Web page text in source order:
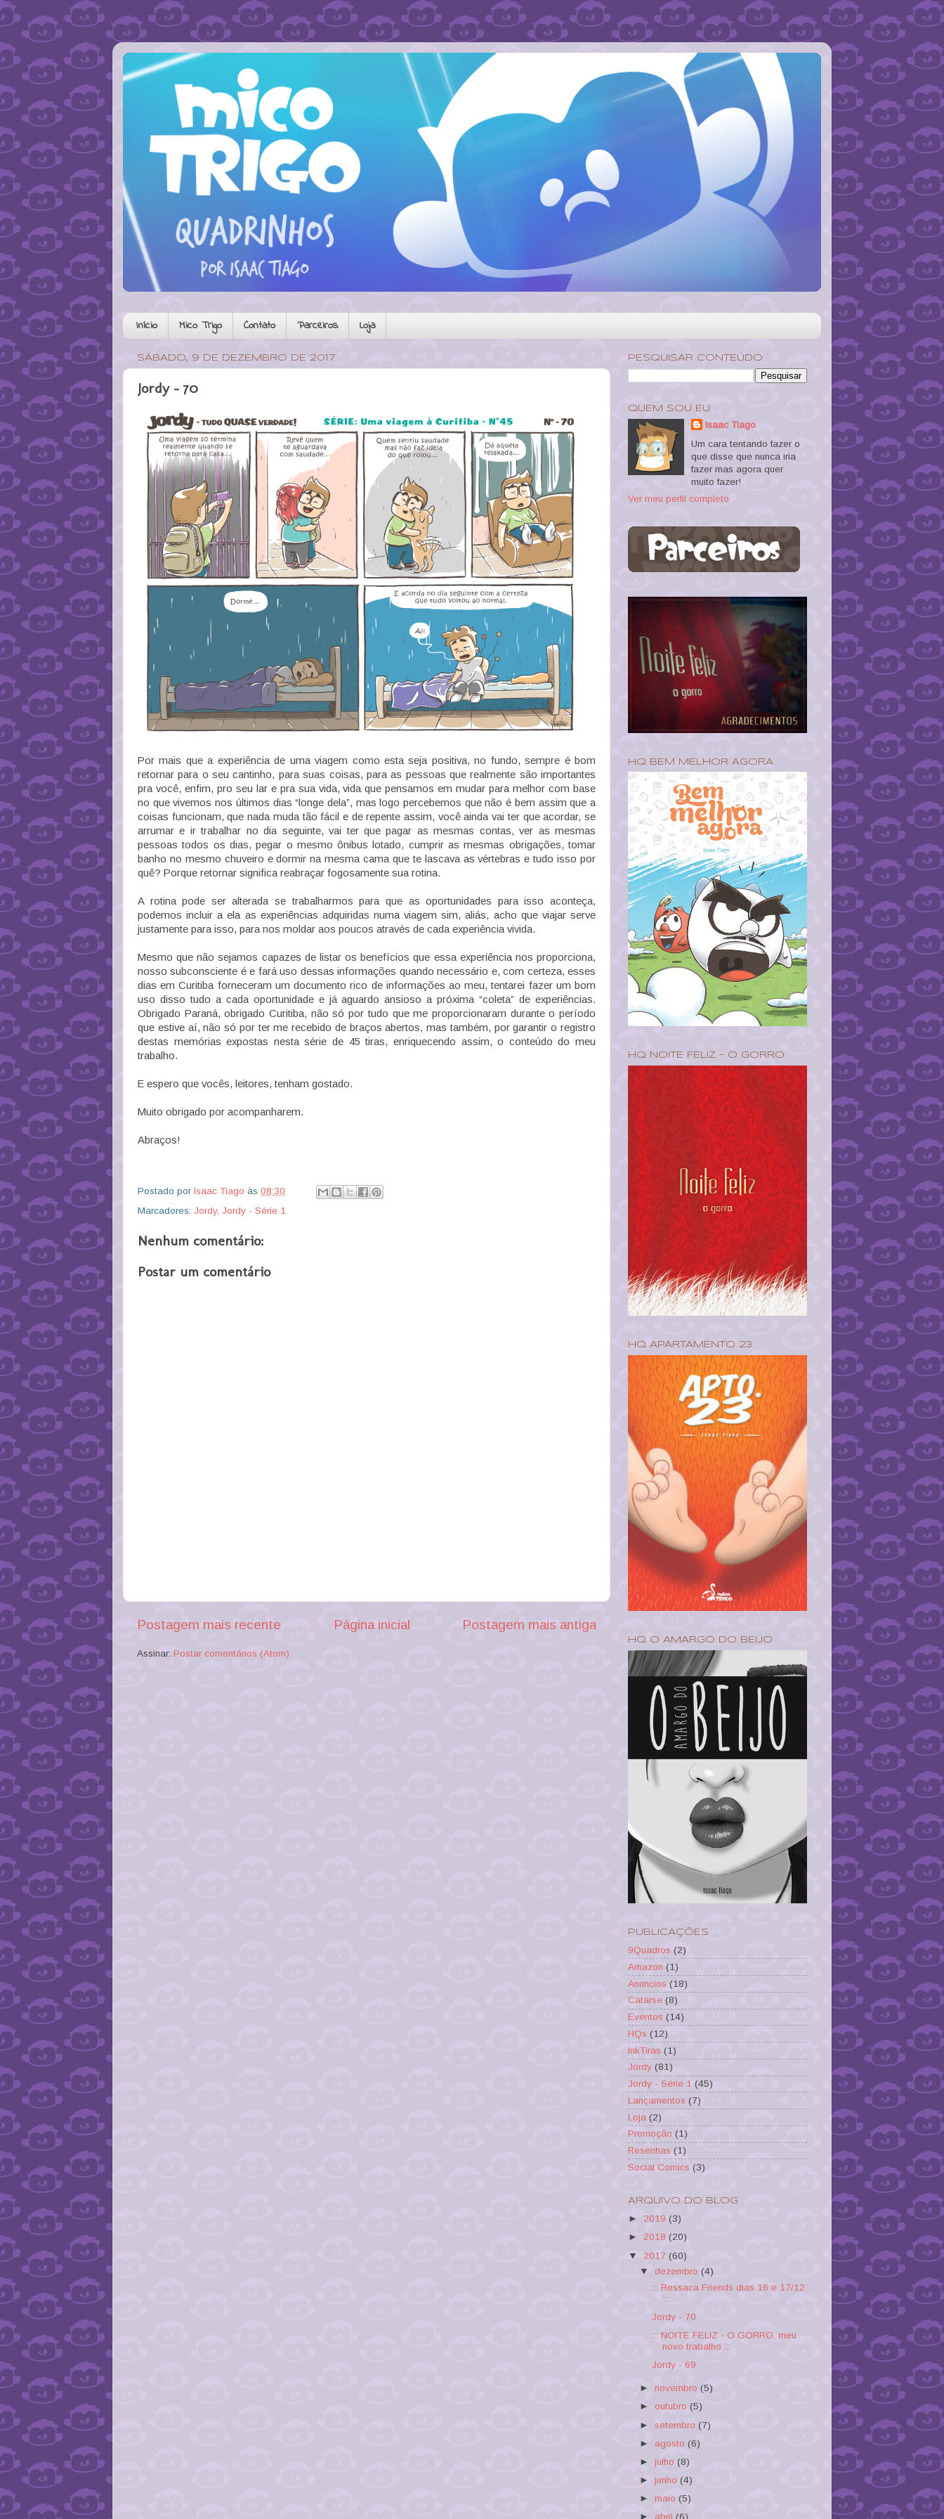
Início Mico Trigo Contato Parceiros Loja
SÁBADO, 9 DE DEZEMBRO DE 2017
Jordy - 70
Por mais que a experiência de uma viagem como esta seja positiva, no fundo, sempre é bom
retornar para o seu cantinho, para suas coisas, para as pessoas que realmente são importantes
pra você, enfim, pro seu lar e pra sua vida, vida que pensamos em mudar para melhor com base
no que vivemos nos últimos dias “longe dela”, mas logo percebemos que não é bem assim que a
coisas funcionam, que nada muda tão fácil e de repente assim, você ainda vai ter que acordar, se
arrumar e ir trabalhar no dia seguinte, vai ter que pagar as mesmas contas, ver as mesmas
pessoas todos os dias, pegar o mesmo ônibus lotado, cumprir as mesmas obrigações, tomar
banho no mesmo chuveiro e dormir na mesma cama que te lascava as vértebras e tudo isso por
quê? Porque retornar significa reabraçar fogosamente sua rotina.
A rotina pode ser alterada se trabalharmos para que as oportunidades para isso aconteça,
podemos incluir a ela as experiências adquiridas numa viagem sim, aliás, acho que viajar serve
justamente para isso, para nos moldar aos poucos através de cada experiência vivida.
Mesmo que não sejamos capazes de listar os benefícios que essa experiência nos proporciona,
nosso subconsciente é e fará uso dessas informações quando necessário e, com certeza, esses
dias em Curitiba forneceram um documento rico de informações ao meu, tentarei fazer um bom
uso disso tudo a cada oportunidade e já aguardo ansioso a próxima “coleta” de experiências.
Obrigado Paraná, obrigado Curitiba, não só por tudo que me proporcionaram durante o período
que estive aí, não só por ter me recebido de braços abertos, mas também, por garantir o registro
destas memórias expostas nesta série de 45 tiras, enriquecendo assim, o conteúdo do meu
trabalho.
E espero que vocês, leitores, tenham gostado.
Muito obrigado por acompanharem.
Abraços!
Postado por Isaac Tiago às 08:30
Marcadores: Jordy, Jordy - Série 1
Nenhum comentário:
Postar um comentário
Postagem mais recente Postagem mais antiga
Página inicial
Assinar: Postar comentários (Atom)
PESQUISAR CONTEÚDO
QUEM SOU EU
Isaac Tiago
Um cara tentando fazer o
que disse que nunca iria
fazer mas agora quer
muito fazer!
Ver meu perfil completo
HQ BEM MELHOR AGORA
HQ NOITE FELIZ - O GORRO
HQ APARTAMENTO 23
HQ O AMARGO DO BEIJO
PUBLICAÇÕES
9Quadros (2)
Amazon (1)
Anúncios (18)
Catarse (8)
Eventos (14)
HQs (12)
InkTiras (1)
Jordy (81)
Jordy - Série 1 (45)
Lançamentos (7)
Loja (2)
Promoção (1)
Resenhas (1)
Social Comics (3)
ARQUIVO DO BLOG
► 2019 (3)
► 2018 (20)
▼ 2017 (60)
▼ dezembro(4)
::: Ressaca Friends dias 16 e 17/12
:::
Jordy - 70
::: NOITE FELIZ - O GORRO, meu
novo trabalho :::
Jordy - 69
►novembro(5)
► outubro(5)
►setembro(7)
► agosto(6)
►julho(8)
►junho(4)
►maio(5)
► abril(6)